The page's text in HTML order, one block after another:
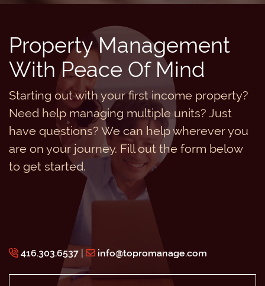
Property Management
With Peace Of Mind
Starting out with your first income property?
Need help managing multiple units? Just
have questions? We can help wherever you
are on your journey. Fill out the form below
to get started.
416.303.6537 | info@topromanage.com